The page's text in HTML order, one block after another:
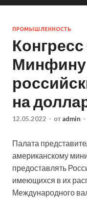
ПРОМЫШЛЕННОСТЬ
Минфину
на
12.05.2022 - от admin -
Палата
американскому
предоставлять
имеющихся в их
Международного